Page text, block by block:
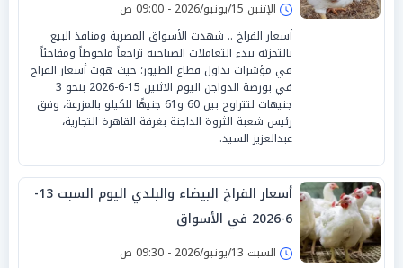
الإثنين 15/يونيو/2026 - 09:00 ص
أسعار الفراخ .. شهدت الأسواق المصرية ومنافذ البيع
بالتجزئة ببدء التعاملات الصباحية تراجعاً ملحوظاً ومفاجئاً
في مؤشرات تداول قطاع الطيور؛ حيث هوت أسعار الفراخ
في بورصة الدواجن اليوم الاثنين 15-6-2026 بنحو 3
جنيهات لتتراوح بين 60 و61 جنيهًا للكيلو بالمزرعة، وفق
رئيس شعبة الثروة الداجنة بغرفة القاهرة التجارية،
عبدالعزيز السيد.
أسعار الفراخ البيضاء والبلدي اليوم السبت 13-
6-2026 في الأسواق
السبت 13/يونيو/2026 - 09:30 ص